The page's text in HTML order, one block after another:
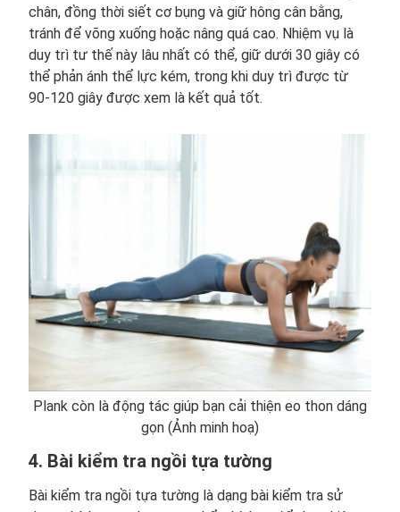
chân, đồng thời siết cơ bụng và giữ hông cân bằng,
tránh để võng xuống hoặc nâng quá cao. Nhiệm vụ là
duy trì tư thế này lâu nhất có thể, giữ dưới 30 giây có
thể phản ánh thể lực kém, trong khi duy trì được từ
90-120 giây được xem là kết quả tốt.
Plank còn là động tác giúp bạn cải thiện eo thon dáng
gọn (Ảnh minh hoạ)
4. Bài kiểm tra ngồi tựa tường
Bài kiểm tra ngồi tựa tường là dạng bài kiểm tra sử